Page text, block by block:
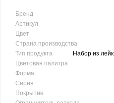
Бренд
Артикул
Цвет
Страна производства
Тип продукта
Набор из
Цветовая палитра
Форма
Серия
Покрытие